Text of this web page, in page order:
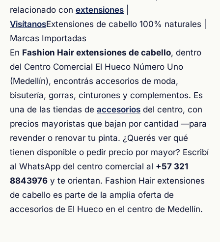
relacionado con extensiones
VisítanosExtensiones de cabello 100% naturales |
Marcas Importadas
En Fashion Hair extensiones de cabello, dentro
del Centro Comercial El Hueco Número Uno
(Medellín), encontrás accesorios de moda,
bisutería, gorras, cinturones y complementos. Es
una de las tiendas de accesorios del centro, con
precios mayoristas que bajan por cantidad —para
revender o renovar tu pinta. ¿Querés ver qué
tienen disponible o pedir precio por mayor? Escribí
al WhatsApp del centro comercial al +57 321
8843976 y te orientan. Fashion Hair extensiones
de cabello es parte de la amplia oferta de
accesorios de El Hueco en el centro de Medellín.